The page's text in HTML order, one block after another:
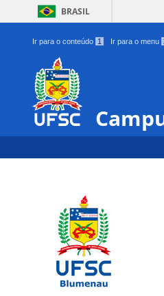
BRASIL
Ir para o conteúdo 1 Ir para o menu